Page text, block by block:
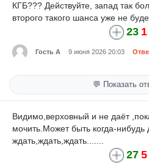
КГБ??? Действуйте, запад так
второго такого шанса уже не
23 1
Гость А 9 июня 2026 20:03
💬 Показать
Видимо,верховный и не даёт
мочить.Может быть когда-нибудь
ждать,ждать,ждать.......
27 5